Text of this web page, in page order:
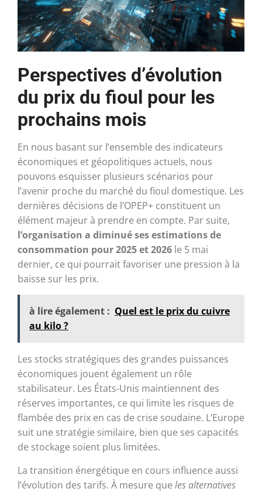
Perspectives d’évolution
du prix du fioul pour les
prochains mois
En nous basant sur l’ensemble des indicateurs
économiques et géopolitiques actuels, nous
pouvons esquisser plusieurs scénarios pour
l’avenir proche du marché du fioul domestique. Les
dernières décisions de l’OPEP+ constituent un
élément majeur à prendre en compte. Par suite,
l’organisation a diminué ses estimations de
consommation pour 2025 et 2026 le 5 mai
dernier, ce qui pourrait favoriser une pression à la
baisse sur les prix.
à lire également : Quel est le prix du cuivre
au kilo ?
Les stocks stratégiques des grandes puissances
économiques jouent également un rôle
stabilisateur. Les États-Unis maintiennent des
réserves importantes, ce qui limite les risques de
flambée des prix en cas de crise soudaine. L’Europe
suit une stratégie similaire, bien que ses capacités
de stockage soient plus limitées.
La transition énergétique en cours influence aussi
l’évolution des tarifs. À mesure que les alternatives